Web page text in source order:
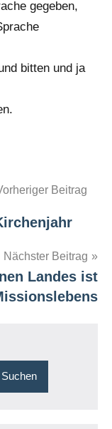
gegeben,
bitten und ja
Beitrag
Nächster Beitrag
Landes ist
Suchen